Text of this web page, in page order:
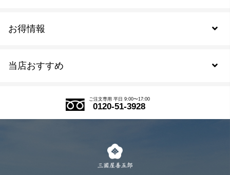
当店おすすめ
式部の香りシリーズ
お得情報
会員規約について
ご注文専用 平日 9:00〜17:00
0120-51-3928